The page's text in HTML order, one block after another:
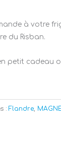
à votre
du Risban.
petit cadeau
: Flandre